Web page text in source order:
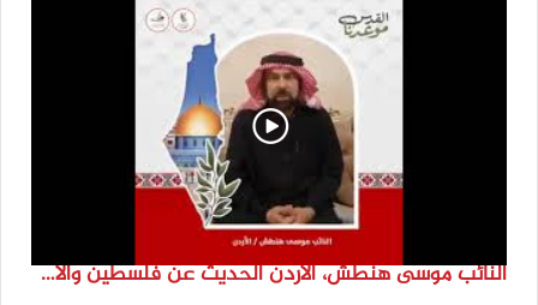
النائب موسى هنطش، الأردن الحديث عن فلسطين والاقصى هو عنصر تحدي من تحديات الأُمة في تاريخها الطويل. #انتماء2022